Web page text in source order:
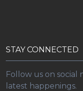
STAY CONNECTED
Follow us on
latest happenings.